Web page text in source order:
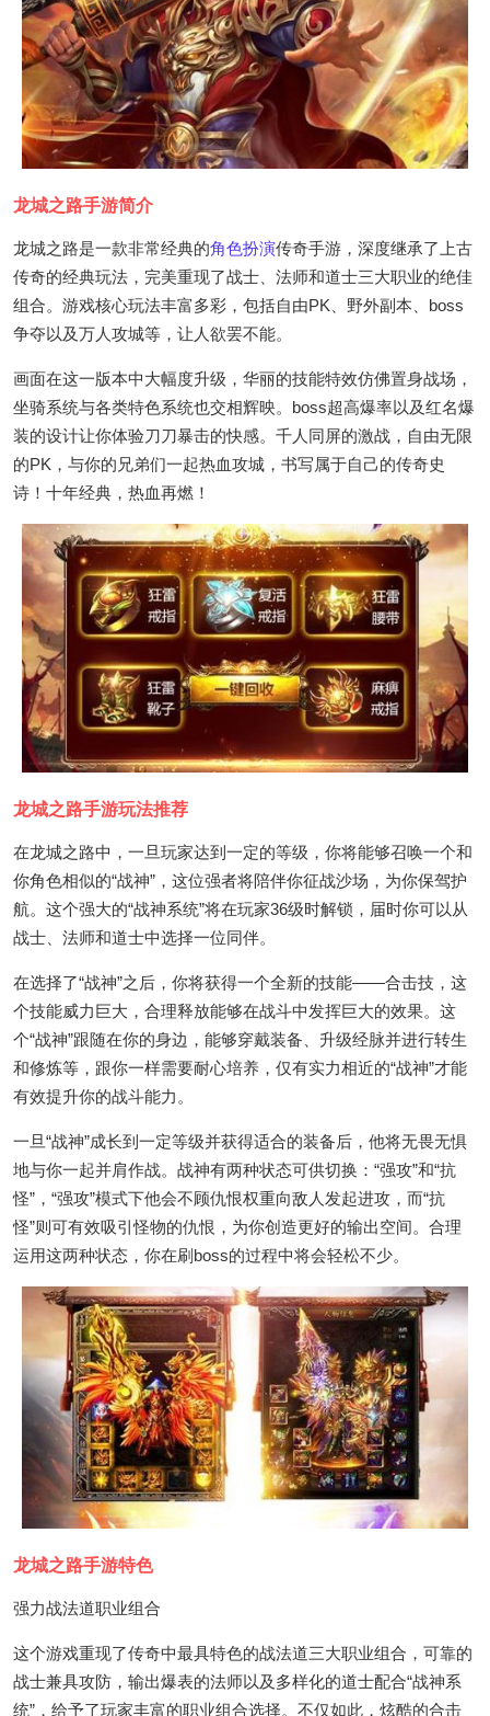
龙城之路手游简介
龙城之路是一款非常经典的角色扮演传奇手游，深度继承了上古
传奇的经典玩法，完美重现了战士、法师和道士三大职业的绝佳
组合。游戏核心玩法丰富多彩，包括自由PK、野外副本、boss
争夺以及万人攻城等，让人欲罢不能。
画面在这一版本中大幅度升级，华丽的技能特效仿佛置身战场，
坐骑系统与各类特色系统也交相辉映。boss超高爆率以及红名爆
装的设计让你体验刀刀暴击的快感。千人同屏的激战，自由无限
的PK，与你的兄弟们一起热血攻城，书写属于自己的传奇史
诗！十年经典，热血再燃！
龙城之路手游玩法推荐
在龙城之路中，一旦玩家达到一定的等级，你将能够召唤一个和
你角色相似的“战神”，这位强者将陪伴你征战沙场，为你保驾护
航。这个强大的“战神系统”将在玩家36级时解锁，届时你可以从
战士、法师和道士中选择一位同伴。
在选择了“战神”之后，你将获得一个全新的技能——合击技，这
个技能威力巨大，合理释放能够在战斗中发挥巨大的效果。这
个“战神”跟随在你的身边，能够穿戴装备、升级经脉并进行转生
和修炼等，跟你一样需要耐心培养，仅有实力相近的“战神”才能
有效提升你的战斗能力。
一旦“战神”成长到一定等级并获得适合的装备后，他将无畏无惧
地与你一起并肩作战。战神有两种状态可供切换：“强攻”和“抗
怪”，“强攻”模式下他会不顾仇恨权重向敌人发起进攻，而“抗
怪”则可有效吸引怪物的仇恨，为你创造更好的输出空间。合理
运用这两种状态，你在刷boss的过程中将会轻松不少。
龙城之路手游特色
强力战法道职业组合
这个游戏重现了传奇中最具特色的战法道三大职业组合，可靠的
战士兼具攻防，输出爆表的法师以及多样化的道士配合“战神系
统”，给予了玩家丰富的职业组合选择。不仅如此，炫酷的合击